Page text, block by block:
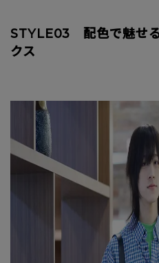
STYLE03 配色で魅せ
クス